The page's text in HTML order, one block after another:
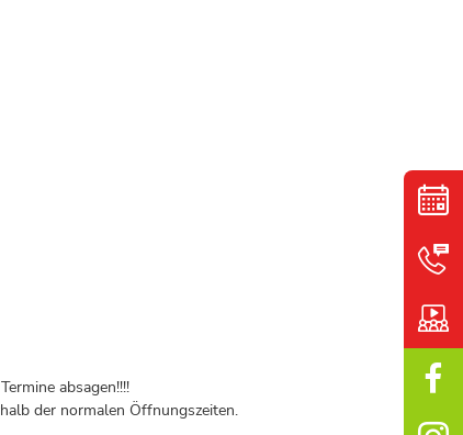
absagen!!!!
der normalen Öffnungszeiten.